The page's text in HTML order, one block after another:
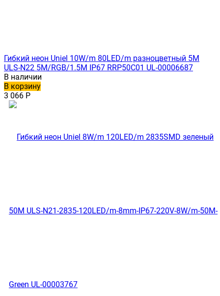
Гибкий неон Uniel 10W/m 80LED/m разноцветный 5M
ULS-N22 5M/RGB/1.5M IP67 RRP50C01 UL-00006687
В наличии
В корзину
3 066 Р